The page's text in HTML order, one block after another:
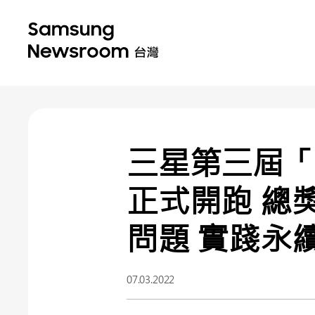
三星第三屆
正式開跑 總
問題 實踐永
07.03.2022